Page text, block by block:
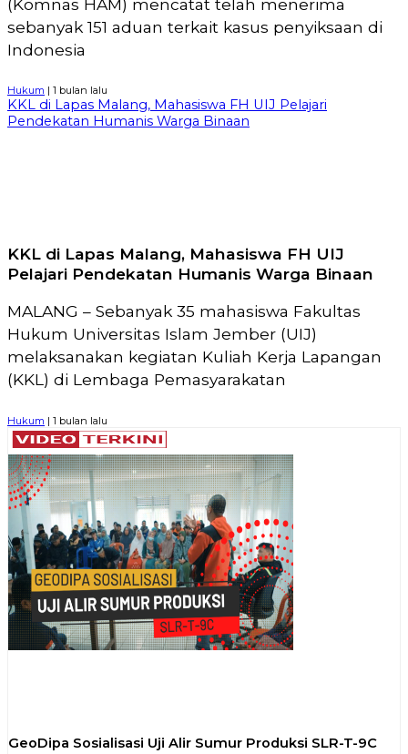
sebanyak 151 aduan terkait kasus penyiksaan di
Indonesia
Hukum | 1 bulan lalu
KKL di Lapas Malang, Mahasiswa FH UIJ Pelajari
Pendekatan Humanis Warga Binaan
KKL di Lapas Malang, Mahasiswa FH UIJ
Pelajari Pendekatan Humanis Warga Binaan
MALANG – Sebanyak 35 mahasiswa Fakultas
Hukum Universitas Islam Jember (UIJ)
melaksanakan kegiatan Kuliah Kerja Lapangan
(KKL) di Lembaga Pemasyarakatan
Hukum | 1 bulan lalu
GeoDipa Sosialisasi Uji Alir Sumur Produksi SLR-T-9C